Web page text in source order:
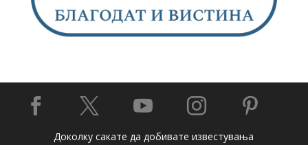
    
Доколку сакате да добивате известувања